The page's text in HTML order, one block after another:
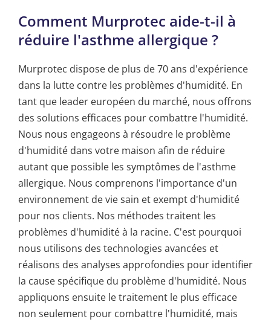
Comment Murprotec aide-t-il à
réduire l'asthme allergique ?
Murprotec dispose de plus de 70 ans d'expérience
dans la lutte contre les problèmes d'humidité. En
tant que leader européen du marché, nous offrons
des solutions efficaces pour combattre l'humidité.
Nous nous engageons à résoudre le problème
d'humidité dans votre maison afin de réduire
autant que possible les symptômes de l'asthme
allergique. Nous comprenons l'importance d'un
environnement de vie sain et exempt d'humidité
pour nos clients. Nos méthodes traitent les
problèmes d'humidité à la racine. C'est pourquoi
nous utilisons des technologies avancées et
réalisons des analyses approfondies pour identifier
la cause spécifique du problème d'humidité. Nous
appliquons ensuite le traitement le plus efficace
non seulement pour combattre l'humidité, mais